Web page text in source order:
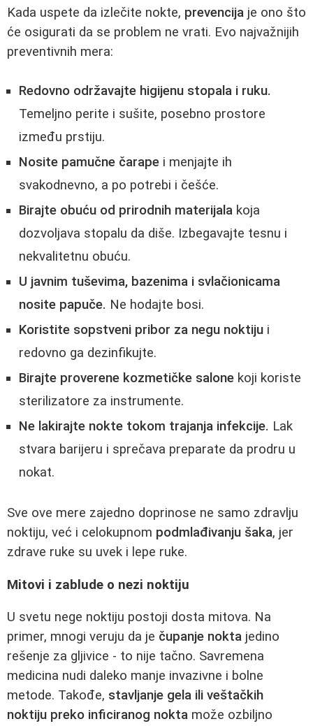
Kada uspete da izlečite nokte, prevencija je ono što
će osigurati da se problem ne vrati. Evo najvažnijih
preventivnih mera:
Redovno održavajte higijenu stopala i ruku.
Temeljno perite i sušite, posebno prostore
između prstiju.
Nosite pamučne čarape i menjajte ih
svakodnevno, a po potrebi i češće.
Birajte obuću od prirodnih materijala koja
dozvoljava stopalu da diše. Izbegavajte tesnu i
nekvalitetnu obuću.
U javnim tuševima, bazenima i svlačionicama
nosite papuče. Ne hodajte bosi.
Koristite sopstveni pribor za negu noktiju i
redovno ga dezinfikujte.
Birajte proverene kozmetičke salone koji koriste
sterilizatore za instrumente.
Ne lakirajte nokte tokom trajanja infekcije. Lak
stvara barijeru i sprečava preparate da prodru u
nokat.
Sve ove mere zajedno doprinose ne samo zdravlju
noktiju, već i celokupnom podmlađivanju šaka, jer
zdrave ruke su uvek i lepe ruke.
Mitovi i zablude o nezi noktiju
U svetu nege noktiju postoji dosta mitova. Na
primer, mnogi veruju da je čupanje nokta jedino
rešenje za gljivice - to nije tačno. Savremena
medicina nudi daleko manje invazivne i bolne
metode. Takođe, stavljanje gela ili veštačkih
noktiju preko inficiranog nokta može ozbiljno